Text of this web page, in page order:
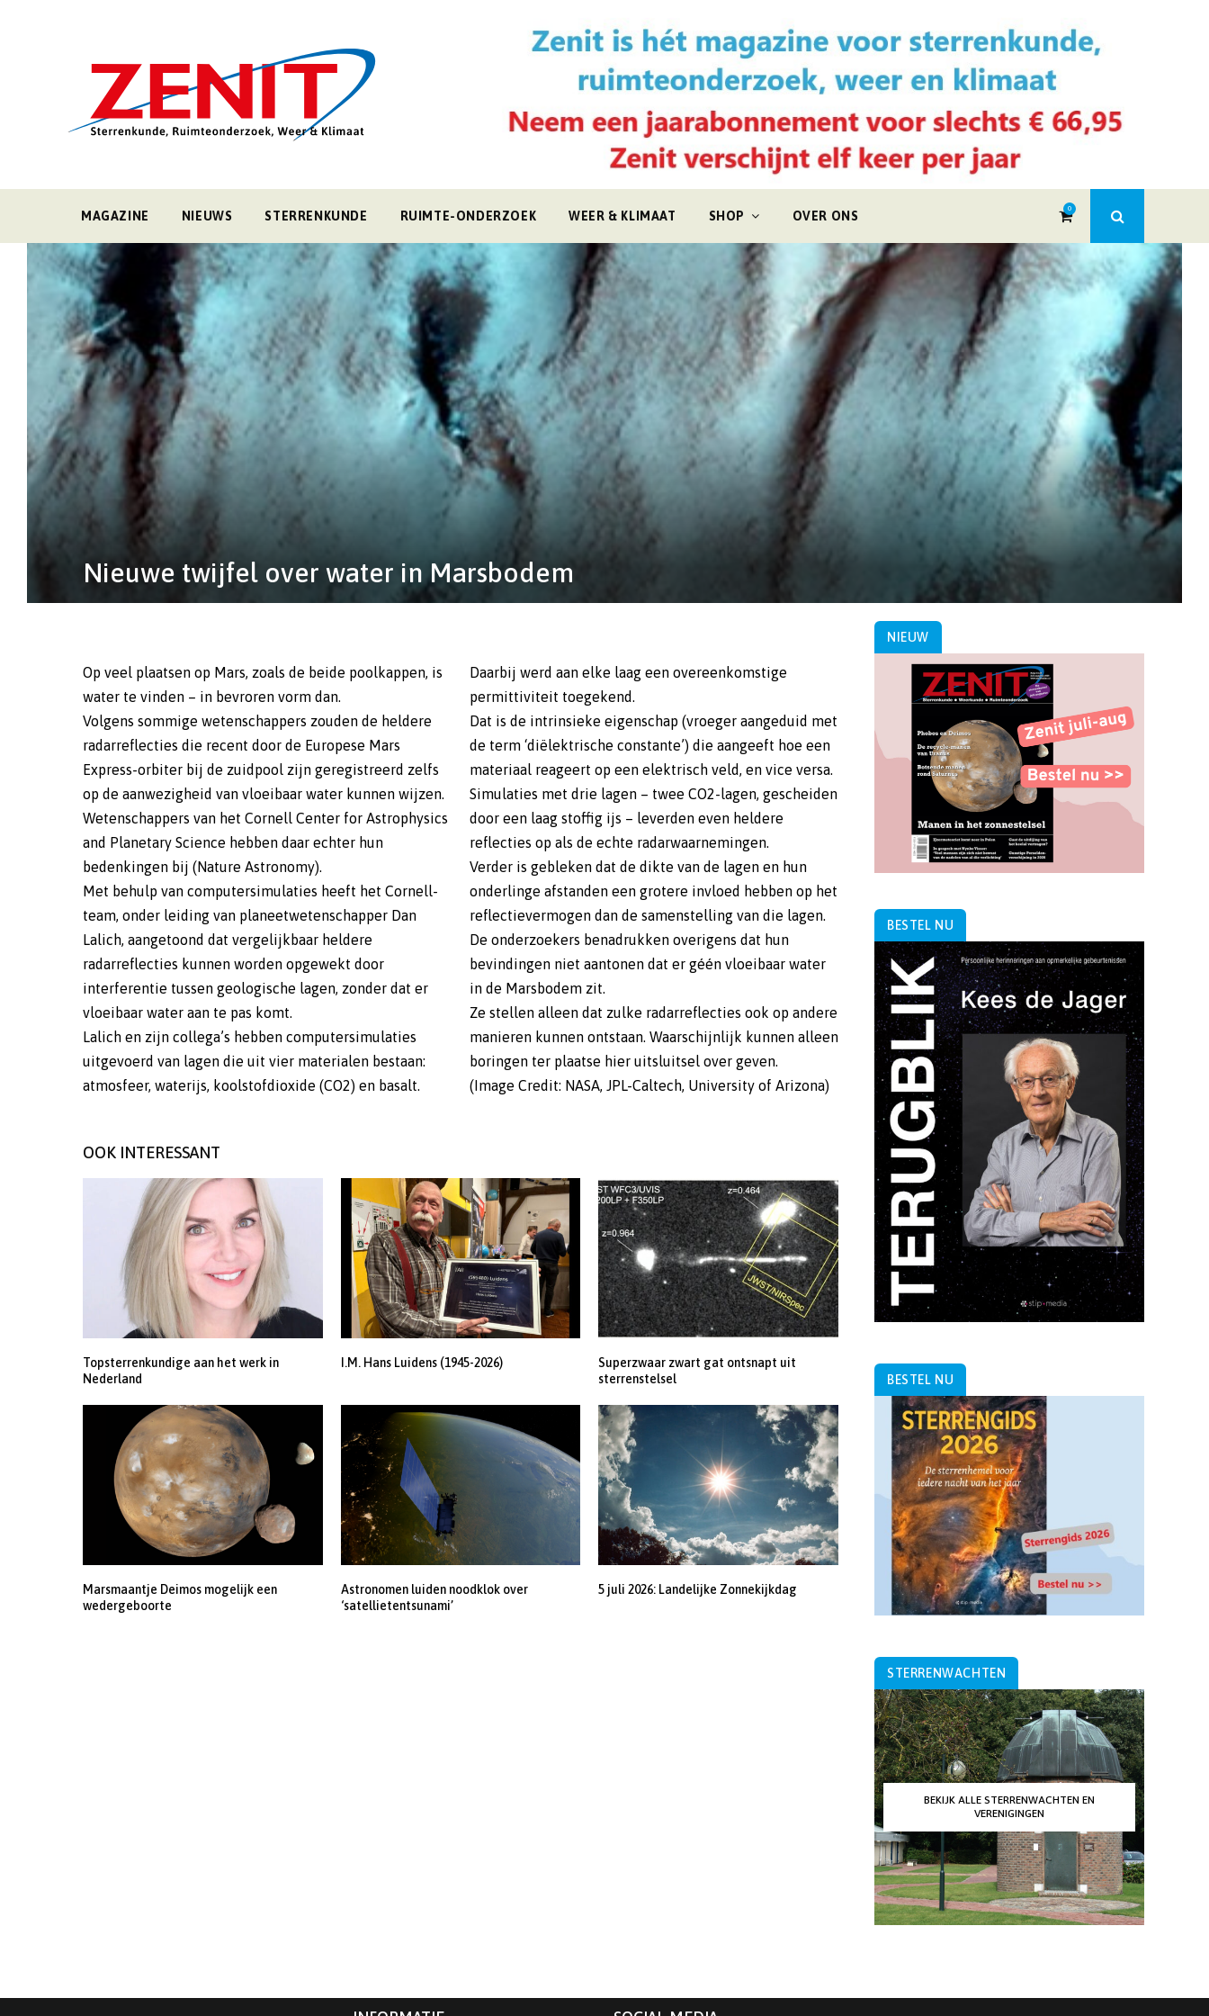
MAGAZINE NIEUWS STERRENKUNDE RUIMTE-ONDERZOEK WEER & KLIMAAT SHOP OVER ONS
0
Nieuwe twijfel over water in Marsbodem
Op veel plaatsen op Mars, zoals de beide poolkappen, is
water te vinden – in bevroren vorm dan.
Volgens sommige wetenschappers zouden de heldere
radarreflecties die recent door de Europese Mars
Express-orbiter bij de zuidpool zijn geregistreerd zelfs
op de aanwezigheid van vloeibaar water kunnen wijzen.
Wetenschappers van het Cornell Center for Astrophysics
and Planetary Science hebben daar echter hun
bedenkingen bij (Nature Astronomy).
Met behulp van computersimulaties heeft het Cornell-
team, onder leiding van planeetwetenschapper Dan
Lalich, aangetoond dat vergelijkbaar heldere
radarreflecties kunnen worden opgewekt door
interferentie tussen geologische lagen, zonder dat er
vloeibaar water aan te pas komt.
Lalich en zijn collega’s hebben computersimulaties
uitgevoerd van lagen die uit vier materialen bestaan:
atmosfeer, waterijs, koolstofdioxide (CO2) en basalt.
Daarbij werd aan elke laag een overeenkomstige
permittiviteit toegekend.
Dat is de intrinsieke eigenschap (vroeger aangeduid met
de term ‘diëlektrische constante’) die aangeeft hoe een
materiaal reageert op een elektrisch veld, en vice versa.
Simulaties met drie lagen – twee CO2-lagen, gescheiden
door een laag stoffig ijs – leverden even heldere
reflecties op als de echte radarwaarnemingen.
Verder is gebleken dat de dikte van de lagen en hun
onderlinge afstanden een grotere invloed hebben op het
reflectievermogen dan de samenstelling van die lagen.
De onderzoekers benadrukken overigens dat hun
bevindingen niet aantonen dat er géén vloeibaar water
in de Marsbodem zit.
Ze stellen alleen dat zulke radarreflecties ook op andere
manieren kunnen ontstaan. Waarschijnlijk kunnen alleen
boringen ter plaatse hier uitsluitsel over geven.
(Image Credit: NASA, JPL-Caltech, University of Arizona)
OOK INTERESSANT
Topsterrenkundige aan het werk in
Nederland
I.M. Hans Luidens (1945-2026)
Superzwaar zwart gat ontsnapt uit
sterrenstelsel
Marsmaantje Deimos mogelijk een
wedergeboorte
Astronomen luiden noodklok over
‘satellietentsunami’
5 juli 2026: Landelijke Zonnekijkdag
NIEUW
BESTEL NU
BESTEL NU
STERRENWACHTEN
BEKIJK ALLE STERRENWACHTEN EN
VERENIGINGEN